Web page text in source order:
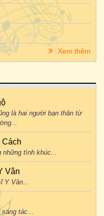
Xem thêm
là hai người bạn thân từ
Cách
những tình khúc...
Vân
Y Vân...
tác...